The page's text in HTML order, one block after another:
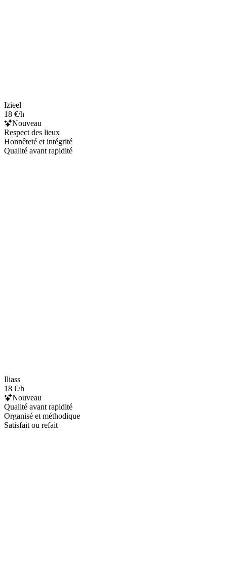
Izieel
18 €/h
Nouveau
Respect des lieux
Honnêteté et intégrité
Qualité avant rapidité
Iliass
18 €/h
Nouveau
Qualité avant rapidité
Organisé et méthodique
Satisfait ou refait